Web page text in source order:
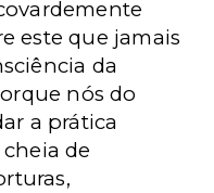
este que jamais
da
nós do
a prática
de